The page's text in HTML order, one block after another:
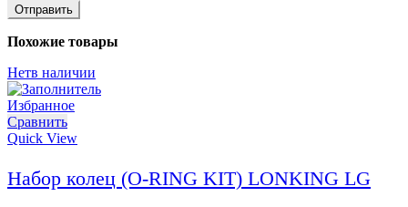
Похожие товары
Нетв наличии
Избранное
Сравнить
Quick View
Набор колец (O-RING KIT) LONKING LG